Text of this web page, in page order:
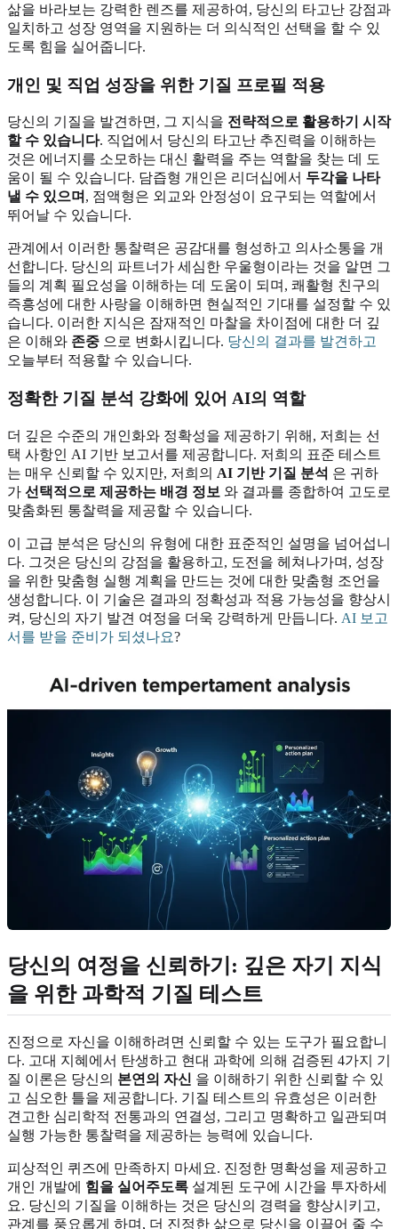
삶을 바라보는 강력한 렌즈를 제공하여, 당신의 타고난 강점과
일치하고 성장 영역을 지원하는 더 의식적인 선택을 할 수 있
도록 힘을 실어줍니다.
개인 및 직업 성장을 위한 기질 프로필 적용
당신의 기질을 발견하면, 그 지식을 전략적으로 활용하기 시작
할 수 있습니다. 직업에서 당신의 타고난 추진력을 이해하는
것은 에너지를 소모하는 대신 활력을 주는 역할을 찾는 데 도
움이 될 수 있습니다. 담즙형 개인은 리더십에서 두각을 나타
낼 수 있으며 , 점액형은 외교와 안정성이 요구되는 역할에서
뛰어날 수 있습니다.
관계에서 이러한 통찰력은 공감대를 형성하고 의사소통을 개
선합니다. 당신의 파트너가 세심한 우울형이라는 것을 알면 그
들의 계획 필요성을 이해하는 데 도움이 되며, 쾌활형 친구의
즉흥성에 대한 사랑을 이해하면 현실적인 기대를 설정할 수 있
습니다. 이러한 지식은 잠재적인 마찰을 차이점에 대한 더 깊
은 이해와 존중 으로 변화시킵니다. 당신의 결과를 발견하고
오늘부터 적용할 수 있습니다.
정확한 기질 분석 강화에 있어 AI의 역할
더 깊은 수준의 개인화와 정확성을 제공하기 위해, 저희는 선
택 사항인 AI 기반 보고서를 제공합니다. 저희의 표준 테스트
는 매우 신뢰할 수 있지만, 저희의 AI 기반 기질 분석 은 귀하
가 선택적으로 제공하는 배경 정보 와 결과를 종합하여 고도로
맞춤화된 통찰력을 제공할 수 있습니다.
이 고급 분석은 당신의 유형에 대한 표준적인 설명을 넘어섭니
다. 그것은 당신의 강점을 활용하고, 도전을 헤쳐나가며, 성장
을 위한 맞춤형 실행 계획을 만드는 것에 대한 맞춤형 조언을
생성합니다. 이 기술은 결과의 정확성과 적용 가능성을 향상시
켜, 당신의 자기 발견 여정을 더욱 강력하게 만듭니다. AI 보고
서를 받을 준비가 되셨나요?
당신의 여정을 신뢰하기: 깊은 자기 지식
을 위한 과학적 기질 테스트
진정으로 자신을 이해하려면 신뢰할 수 있는 도구가 필요합니
다. 고대 지혜에서 탄생하고 현대 과학에 의해 검증된 4가지 기
질 이론은 당신의 본연의 자신 을 이해하기 위한 신뢰할 수 있
고 심오한 틀을 제공합니다. 기질 테스트의 유효성은 이러한
견고한 심리학적 전통과의 연결성, 그리고 명확하고 일관되며
실행 가능한 통찰력을 제공하는 능력에 있습니다.
피상적인 퀴즈에 만족하지 마세요. 진정한 명확성을 제공하고
개인 개발에 힘을 실어주도록 설계된 도구에 시간을 투자하세
요. 당신의 기질을 이해하는 것은 당신의 경력을 향상시키고,
관계를 풍요롭게 하며, 더 진정한 삶으로 당신을 이끌어 줄 수